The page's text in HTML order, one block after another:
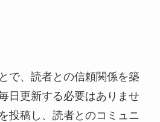
で、読者との信頼関係を築
日更新する必要はありませ
投稿し、読者とのコミュニ